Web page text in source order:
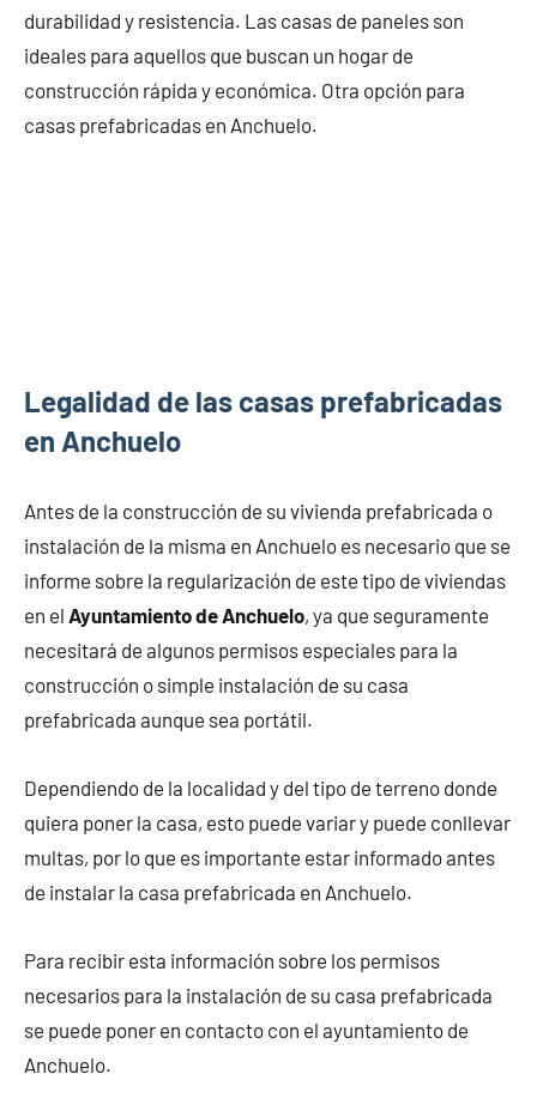
durabilidad y resistencia. Las casas de paneles son
ideales para aquellos que buscan un hogar de
construcción rápida y económica. Otra opción para
casas prefabricadas en Anchuelo.
Legalidad de las casas prefabricadas
en Anchuelo
Antes de la construcción de su vivienda prefabricada o
instalación de la misma en Anchuelo es necesario que se
informe sobre la regularización de este tipo de viviendas
en el Ayuntamiento de Anchuelo, ya que seguramente
necesitará de algunos permisos especiales para la
construcción o simple instalación de su casa
prefabricada aunque sea portátil.
Dependiendo de la localidad y del tipo de terreno donde
quiera poner la casa, esto puede variar y puede conllevar
multas, por lo que es importante estar informado antes
de instalar la casa prefabricada en Anchuelo.
Para recibir esta información sobre los permisos
necesarios para la instalación de su casa prefabricada
se puede poner en contacto con el ayuntamiento de
Anchuelo.